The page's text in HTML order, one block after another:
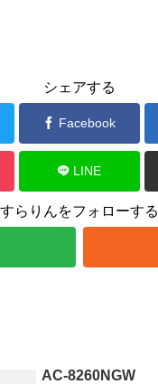
シェアする
Facebook
LINE
すらりんをフォローする
AC-8260NGW